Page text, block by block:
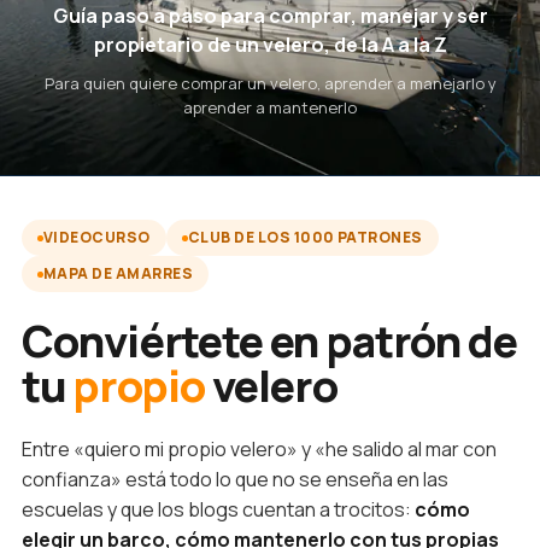
Guía paso a paso para comprar, manejar y ser
propietario de un velero, de la A a la Z
Para quien quiere comprar un velero, aprender a manejarlo y
aprender a mantenerlo
VIDEOCURSO
CLUB DE LOS 1000 PATRONES
MAPA DE AMARRES
Conviértete en patrón de
tupropiovelero
Entre «quiero mi propio velero» y «he salido al mar con
confianza» está todo lo que no se enseña en las
escuelas y que los blogs cuentan a trocitos: cómo
elegir un barco, cómo mantenerlo con tus propias